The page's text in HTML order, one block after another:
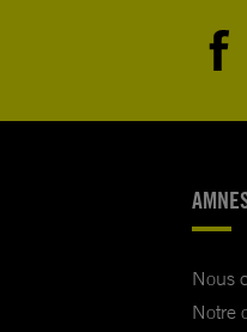
Nous
Notre